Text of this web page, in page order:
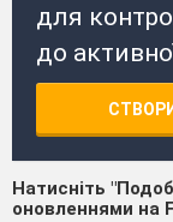
для
до
Натисніть
оновленнями на